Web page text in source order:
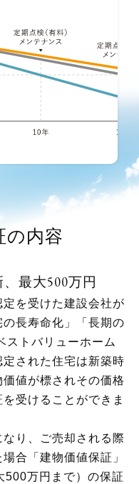
の内容
最大500万円
を受けた建設会社が
長寿命化」「長期の
ストバリューホーム
定された住宅は新築時
値が標されその価格
受けることができま
り、ご売却される際
場合
「建物価値保証」
500万円まで）の保証